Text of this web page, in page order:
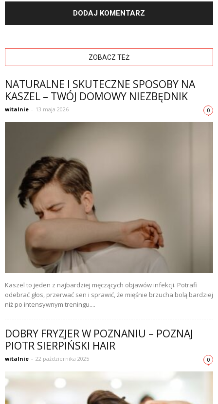
ZOBACZ TEŻ
NATURALNE I SKUTECZNE SPOSOBY NA
KASZEL – TWÓJ DOMOWY NIEZBĘDNIK
witalnie - 13 maja 2026 0
Kaszel to jeden z najbardziej męczących objawów infekcji. Potrafi
odebrać głos, przerwać sen i sprawić, że mięśnie brzucha bolą bardziej
niż po intensywnym treningu....
DOBRY FRYZJER W POZNANIU – POZNAJ
PIOTR SIERPIŃSKI HAIR
witalnie - 22 października 2025 0